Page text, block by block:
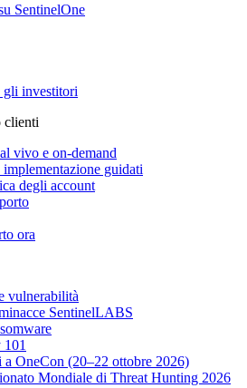
SentinelOne
gli investitori
clienti
vivo e on-demand
guidati
degli account
ora
vulnerabilità
SentinelLABS
OneCon (20–22 ottobre 2026)
Mondiale di Threat Hunting 2026